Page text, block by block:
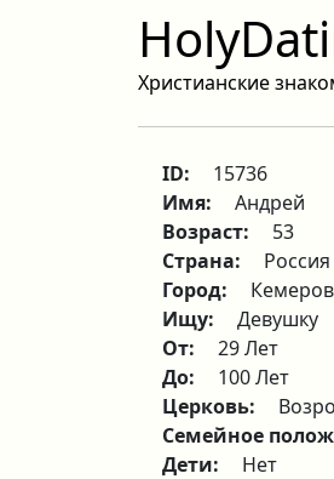
Христианские
ID:
15736
Имя:
Андрей
Возраст:
53
Страна:
Россия
Город:
Ищу:
Девушку
От:
29 Лет
До:
100 Лет
Церковь:
Семейное
Дети:
Нет